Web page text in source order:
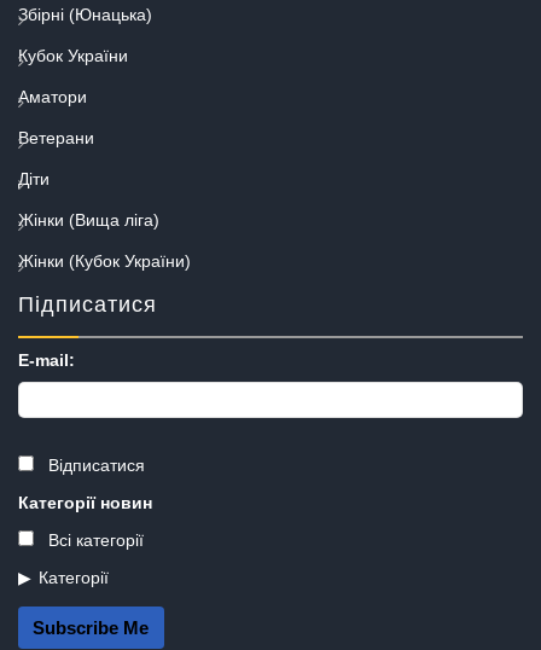
Збірні (Юнацька)
Кубок України
Аматори
Ветерани
Діти
Жінки (Вища ліга)
Жінки (Кубок України)
Підписатися
E-mail:
Відписатися
Категорії новин
Всі категорії
Категорії
Subscribe Me